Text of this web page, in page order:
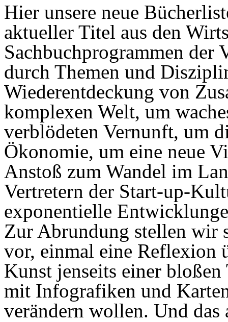
Hier unsere neue
aktueller Titel aus den
Sachbuchprogrammen der
durch Themen und
Wiederentdeckung von
komplexen Welt, um
verblödeten Vernunft, um
Ökonomie, um eine neue
Anstoß zum Wandel im
Vertretern der Start-up-
exponentielle
Zur Abrundung stellen wir
vor, einmal eine Reflexion
Kunst jenseits einer
mit Infografiken und
verändern wollen. Und das